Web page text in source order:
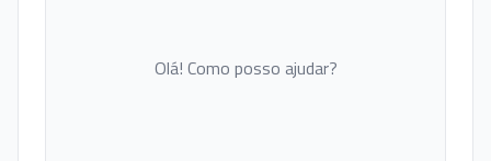
Olá! Como posso ajudar?